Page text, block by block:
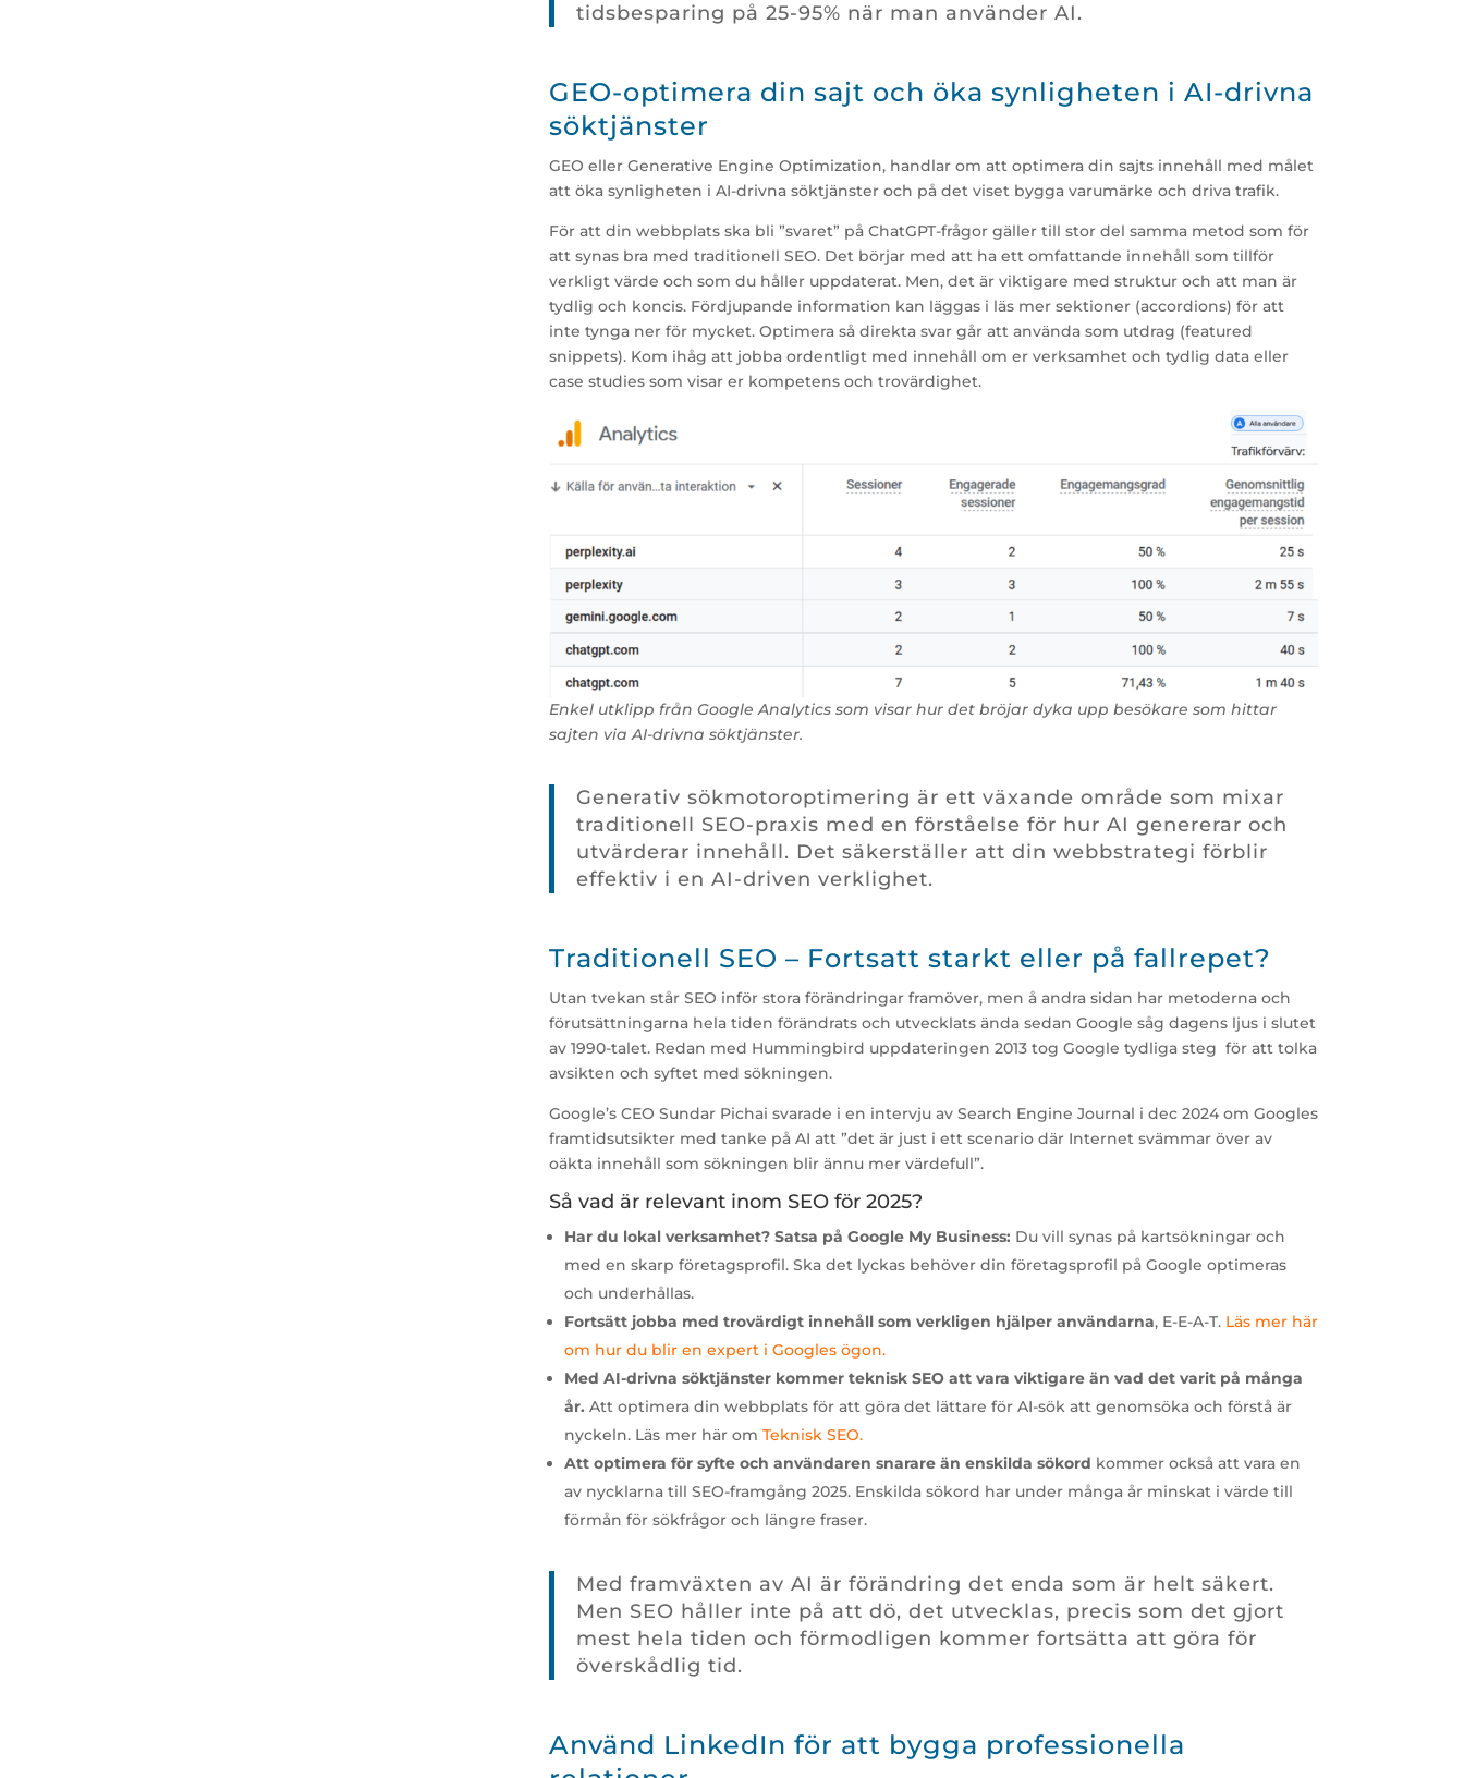
tidsbesparing på 25-95% när man använder AI.
GEO-optimera din sajt och öka synligheten i AI-drivna
söktjänster
GEO eller Generative Engine Optimization, handlar om att optimera din sajts innehåll med målet
att öka synligheten i AI-drivna söktjänster och på det viset bygga varumärke och driva trafik.
För att din webbplats ska bli ”svaret” på ChatGPT-frågor gäller till stor del samma metod som för
att synas bra med traditionell SEO. Det börjar med att ha ett omfattande innehåll som tillför
verkligt värde och som du håller uppdaterat. Men, det är viktigare med struktur och att man är
tydlig och koncis. Fördjupande information kan läggas i läs mer sektioner (accordions) för att
inte tynga ner för mycket. Optimera så direkta svar går att använda som utdrag (featured
snippets). Kom ihåg att jobba ordentligt med innehåll om er verksamhet och tydlig data eller
case studies som visar er kompetens och trovärdighet.
Enkel utklipp från Google Analytics som visar hur det bröjar dyka upp besökare som hittar
sajten via AI-drivna söktjänster.
Generativ sökmotoroptimering är ett växande område som mixar
traditionell SEO-praxis med en förståelse för hur AI genererar och
utvärderar innehåll. Det säkerställer att din webbstrategi förblir
effektiv i en AI-driven verklighet.
Traditionell SEO – Fortsatt starkt eller på fallrepet?
Utan tvekan står SEO inför stora förändringar framöver, men å andra sidan har metoderna och
förutsättningarna hela tiden förändrats och utvecklats ända sedan Google såg dagens ljus i slutet
av 1990-talet. Redan med Hummingbird uppdateringen 2013 tog Google tydliga steg för att tolka
avsikten och syftet med sökningen.
Google’s CEO Sundar Pichai svarade i en intervju av Search Engine Journal i dec 2024 om Googles
framtidsutsikter med tanke på AI att ”det är just i ett scenario där Internet svämmar över av
oäkta innehåll som sökningen blir ännu mer värdefull”.
Så vad är relevant inom SEO för 2025?
Har du lokal verksamhet? Satsa på Google My Business: Du vill synas på kartsökningar och
med en skarp företagsprofil. Ska det lyckas behöver din företagsprofil på Google optimeras
och underhållas.
Fortsätt jobba med trovärdigt innehåll som verkligen hjälper användarna, E-E-A-T. Läs mer här
om hur du blir en expert i Googles ögon.
Med AI-drivna söktjänster kommer teknisk SEO att vara viktigare än vad det varit på många
år. Att optimera din webbplats för att göra det lättare för AI-sök att genomsöka och förstå är
nyckeln. Läs mer här om Teknisk SEO.
Att optimera för syfte och användaren snarare än enskilda sökord kommer också att vara en
av nycklarna till SEO-framgång 2025. Enskilda sökord har under många år minskat i värde till
förmån för sökfrågor och längre fraser.
Med framväxten av AI är förändring det enda som är helt säkert.
Men SEO håller inte på att dö, det utvecklas, precis som det gjort
mest hela tiden och förmodligen kommer fortsätta att göra för
överskådlig tid.
Använd LinkedIn för att bygga professionella